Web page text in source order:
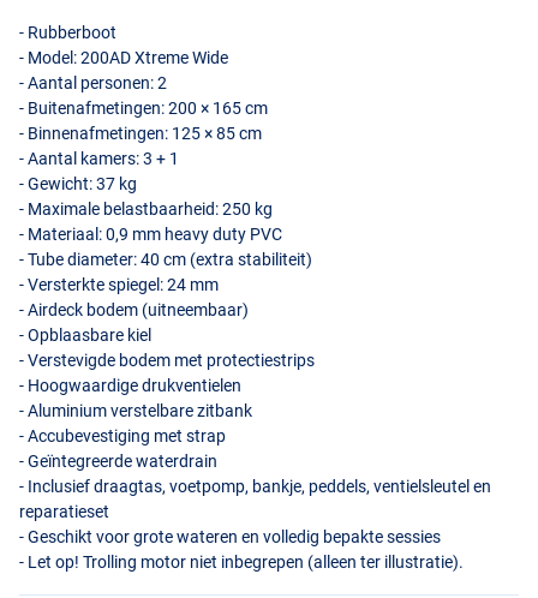
- Rubberboot
- Model: 200AD Xtreme Wide
- Aantal personen: 2
- Buitenafmetingen: 200 × 165 cm
- Binnenafmetingen: 125 × 85 cm
- Aantal kamers: 3 + 1
- Gewicht: 37 kg
- Maximale belastbaarheid: 250 kg
- Materiaal: 0,9 mm heavy duty PVC
- Tube diameter: 40 cm (extra stabiliteit)
- Versterkte spiegel: 24 mm
- Airdeck bodem (uitneembaar)
- Opblaasbare kiel
- Verstevigde bodem met protectiestrips
- Hoogwaardige drukventielen
- Aluminium verstelbare zitbank
- Accubevestiging met strap
- Geïntegreerde waterdrain
- Inclusief draagtas, voetpomp, bankje, peddels, ventielsleutel en
reparatieset
- Geschikt voor grote wateren en volledig bepakte sessies
- Let op! Trolling motor niet inbegrepen (alleen ter illustratie).